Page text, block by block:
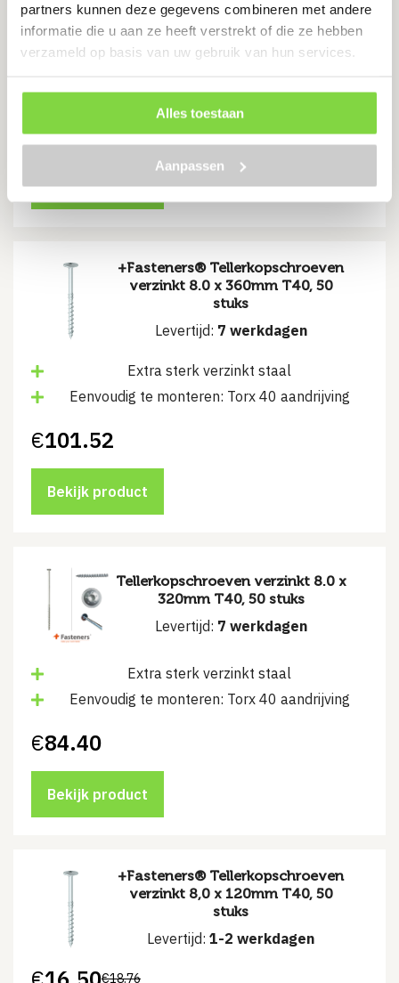
partners kunnen deze gegevens combineren met andere
informatie die u aan ze heeft verstrekt of die ze hebben
verzameld op basis van uw gebruik van hun services.
Alles toestaan
Aanpassen
Levertijd:1-2 werkdagen
Eenvoudig te monteren: Torx 30 aandrijving
€23.11
Oorspronkelijke
€23.11.
€21.50
Huidige
€21.50.
Bekijk product
+Fasteners® Tellerkopschroeven
verzinkt 8.0 x 360mm T40, 50
stuks
Levertijd: 7 werkdagen
Extra sterk verzinkt staal
Eenvoudig te monteren: Torx 40 aandrijving
€101.52
Bekijk product
Tellerkopschroeven verzinkt 8.0 x
320mm T40, 50 stuks
Levertijd: 7 werkdagen
Extra sterk verzinkt staal
Eenvoudig te monteren: Torx 40 aandrijving
€84.40
Bekijk product
+Fasteners® Tellerkopschroeven
verzinkt 8,0 x 120mm T40, 50
stuks
Levertijd: 1-2 werkdagen
€18.76